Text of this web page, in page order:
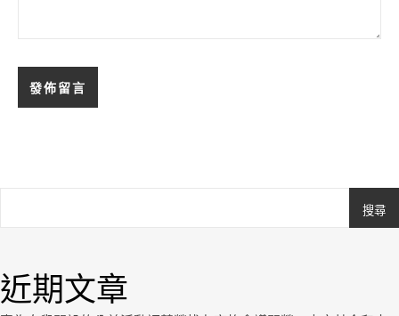
搜尋
近期文章
Royal.